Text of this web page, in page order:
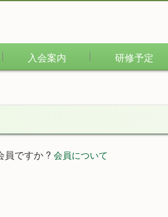
入会案内 研修予定
員ですか ? 会員について